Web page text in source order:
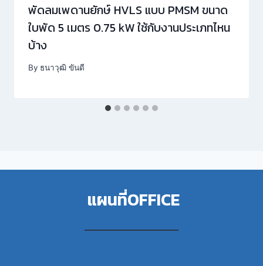
พัดลมเพดานยักษ์ HVLS แบบ PMSM ขนาด
ใบพัด 5 เมตร 0.75 kW ใช้กับงานประเภทไหน
บ้าง
By ธนาวุฒิ ขันดี
แผนที่OFFICE